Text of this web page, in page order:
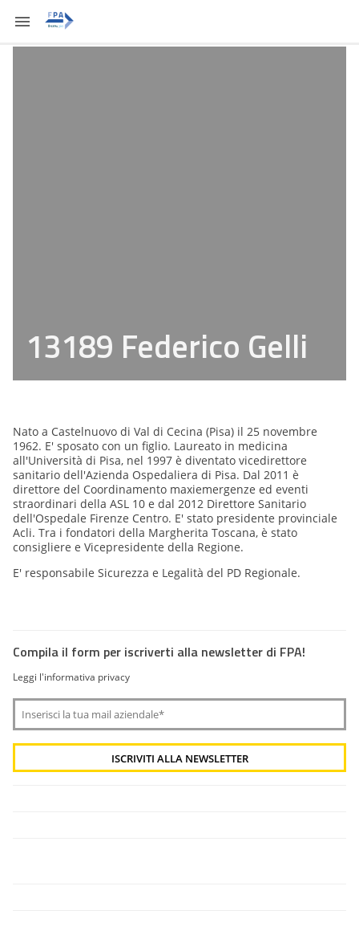
13189 Federico Gelli
Nato a Castelnuovo di Val di Cecina (Pisa) il 25 novembre
1962. E' sposato con un figlio. Laureato in medicina
all'Università di Pisa, nel 1997 è diventato vicedirettore
sanitario dell'Azienda Ospedaliera di Pisa. Dal 2011 è
direttore del Coordinamento maxiemergenze ed eventi
straordinari della ASL 10 e dal 2012 Direttore Sanitario
dell'Ospedale Firenze Centro. E' stato presidente provinciale
Acli. Tra i fondatori della Margherita Toscana, è stato
consigliere e Vicepresidente della Regione.
E' responsabile Sicurezza e Legalità del PD Regionale.
Compila il form per iscriverti alla newsletter di FPA!
Leggi l'informativa privacy